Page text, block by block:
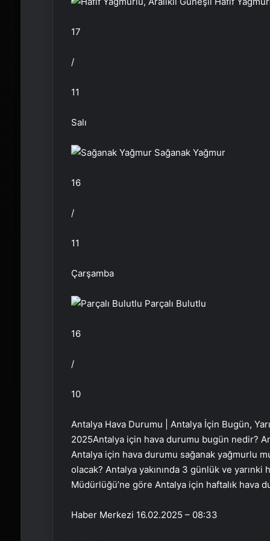
17
/
11
Salı
Sağanak Yağmur
16
/
11
Çarşamba
Parçalı Bulutlu
16
/
10
Antalya Hava Durumu | Antalya İçin Bugün,
2025Antalya için hava durumu bugün nedir?
Antalya için hava durumu sağanak yağmurlu
olacak? Antalya yakınında 3 günlük ve
Müdürlüğü’ne göre Antalya için haftalık hava
Haber Merkezi 16.02.2025 – 08:33